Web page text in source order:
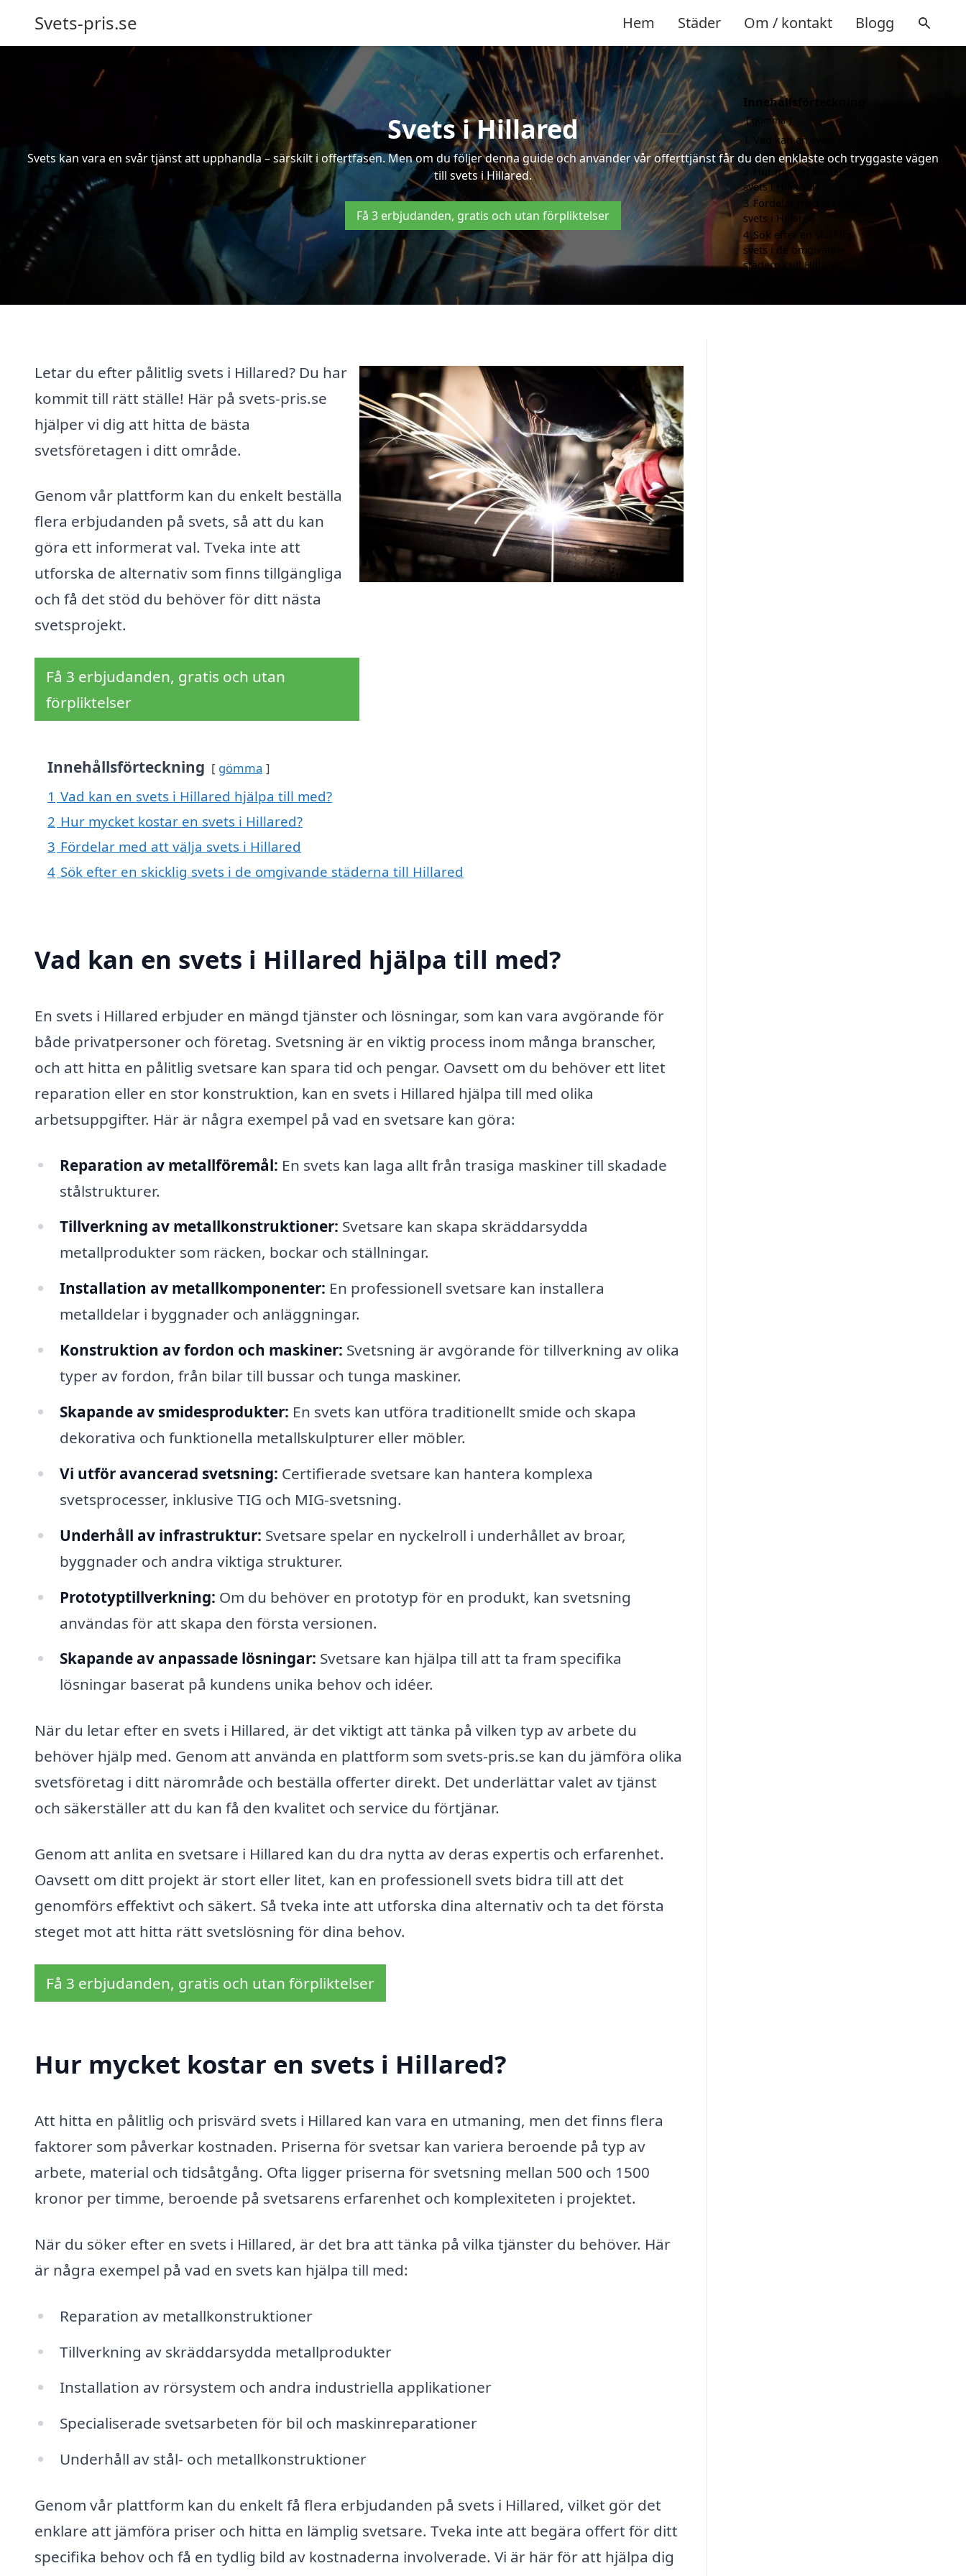
Svets-pris.se Hem Städer Om / kontakt Blogg
Svets i Hillared
Svets kan vara en svår tjänst att upphandla – särskilt i offertfasen. Men om du följer denna guide och använder vår offerttjänst får du den enklaste och tryggaste vägen
till svets i Hillared.
Få 3 erbjudanden, gratis och utan förpliktelser
Letar du efter pålitlig svets i Hillared? Du har
kommit till rätt ställe! Här på svets-pris.se
hjälper vi dig att hitta de bästa
svetsföretagen i ditt område.
Genom vår plattform kan du enkelt beställa
flera erbjudanden på svets, så att du kan
göra ett informerat val. Tveka inte att
utforska de alternativ som finns tillgängliga
och få det stöd du behöver för ditt nästa
svetsprojekt.
Få 3 erbjudanden, gratis och utan
förpliktelser
Innehållsförteckning gömma
1 Vad kan en svets i Hillared hjälpa till med?
2 Hur mycket kostar en svets i Hillared?
3 Fördelar med att välja svets i Hillared
4 Sök efter en skicklig svets i de omgivande städerna till Hillared
Vad kan en svets i Hillared hjälpa till med?
En svets i Hillared erbjuder en mängd tjänster och lösningar, som kan vara avgörande för
både privatpersoner och företag. Svetsning är en viktig process inom många branscher,
och att hitta en pålitlig svetsare kan spara tid och pengar. Oavsett om du behöver ett litet
reparation eller en stor konstruktion, kan en svets i Hillared hjälpa till med olika
arbetsuppgifter. Här är några exempel på vad en svetsare kan göra:
Reparation av metallföremål: En svets kan laga allt från trasiga maskiner till skadade
stålstrukturer.
Tillverkning av metallkonstruktioner: Svetsare kan skapa skräddarsydda
metallprodukter som räcken, bockar och ställningar.
Installation av metallkomponenter: En professionell svetsare kan installera
metalldelar i byggnader och anläggningar.
Konstruktion av fordon och maskiner: Svetsning är avgörande för tillverkning av olika
typer av fordon, från bilar till bussar och tunga maskiner.
Skapande av smidesprodukter: En svets kan utföra traditionellt smide och skapa
dekorativa och funktionella metallskulpturer eller möbler.
Vi utför avancerad svetsning: Certifierade svetsare kan hantera komplexa
svetsprocesser, inklusive TIG och MIG-svetsning.
Underhåll av infrastruktur: Svetsare spelar en nyckelroll i underhållet av broar,
byggnader och andra viktiga strukturer.
Prototyptillverkning: Om du behöver en prototyp för en produkt, kan svetsning
användas för att skapa den första versionen.
Skapande av anpassade lösningar: Svetsare kan hjälpa till att ta fram specifika
lösningar baserat på kundens unika behov och idéer.
När du letar efter en svets i Hillared, är det viktigt att tänka på vilken typ av arbete du
behöver hjälp med. Genom att använda en plattform som svets-pris.se kan du jämföra olika
svetsföretag i ditt närområde och beställa offerter direkt. Det underlättar valet av tjänst
och säkerställer att du kan få den kvalitet och service du förtjänar.
Genom att anlita en svetsare i Hillared kan du dra nytta av deras expertis och erfarenhet.
Oavsett om ditt projekt är stort eller litet, kan en professionell svets bidra till att det
genomförs effektivt och säkert. Så tveka inte att utforska dina alternativ och ta det första
steget mot att hitta rätt svetslösning för dina behov.
Få 3 erbjudanden, gratis och utan förpliktelser
Hur mycket kostar en svets i Hillared?
Att hitta en pålitlig och prisvärd svets i Hillared kan vara en utmaning, men det finns flera
faktorer som påverkar kostnaden. Priserna för svetsar kan variera beroende på typ av
arbete, material och tidsåtgång. Ofta ligger priserna för svetsning mellan 500 och 1500
kronor per timme, beroende på svetsarens erfarenhet och komplexiteten i projektet.
När du söker efter en svets i Hillared, är det bra att tänka på vilka tjänster du behöver. Här
är några exempel på vad en svets kan hjälpa till med:
Reparation av metallkonstruktioner
Tillverkning av skräddarsydda metallprodukter
Installation av rörsystem och andra industriella applikationer
Specialiserade svetsarbeten för bil och maskinreparationer
Underhåll av stål- och metallkonstruktioner
Genom vår plattform kan du enkelt få flera erbjudanden på svets i Hillared, vilket gör det
enklare att jämföra priser och hitta en lämplig svetsare. Tveka inte att begära offert för ditt
specifika behov och få en tydlig bild av kostnaderna involverade. Vi är här för att hjälpa dig
Innehållsförteckning
gömma
Vad kan en svets i
Hillared hjälpa till med?
Hur mycket kostar en
svets i Hillared?
3 Fördelar med att välja
svets i Hillared
4 Sök efter en skicklig
svets i de omgivande
städerna till Hillared